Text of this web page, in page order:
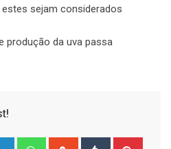
estes sejam considerados
produção da uva passa
LinkedIn WhatsappStumbleUpon
Tumblr